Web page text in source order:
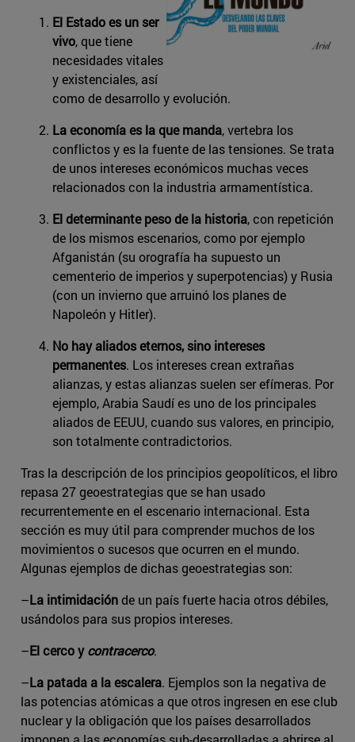
El Estado es un ser
vivo, que tiene
necesidades vitales
y existenciales, así
como de desarrollo y evolución.
La economía es la que manda, vertebra los
conflictos y es la fuente de las tensiones. Se trata
de unos intereses económicos muchas veces
relacionados con la industria armamentística.
El determinante peso de la historia, con repetición
de los mismos escenarios, como por ejemplo
Afganistán (su orografía ha supuesto un
cementerio de imperios y superpotencias) y Rusia
(con un invierno que arruinó los planes de
Napoleón y Hitler).
No hay aliados eternos, sino intereses
permanentes. Los intereses crean extrañas
alianzas, y estas alianzas suelen ser efímeras. Por
ejemplo, Arabia Saudí es uno de los principales
aliados de EEUU, cuando sus valores, en principio,
son totalmente contradictorios.
Tras la descripción de los principios geopolíticos, el libro
repasa 27 geoestrategias que se han usado
recurrentemente en el escenario internacional. Esta
sección es muy útil para comprender muchos de los
movimientos o sucesos que ocurren en el mundo.
Algunas ejemplos de dichas geoestrategias son:
–La intimidaciónde un país fuerte hacia otros débiles,
usándolos para sus propios intereses.
–El cerco ycontracerco.
–La patada a la escalera. Ejemplos son la negativa de
las potencias atómicas a que otros ingresen en ese club
nuclear y la obligación que los países desarrollados